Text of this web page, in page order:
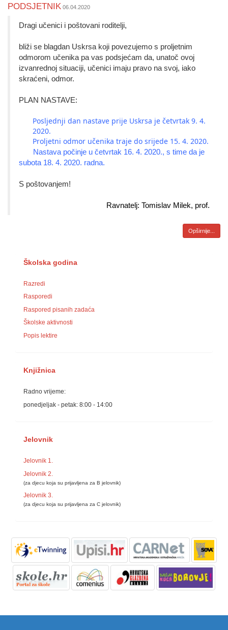
PODSJETNIK 06.04.2020
Dragi učenici i poštovani roditelji,
bliži se blagdan Uskrsa koji povezujemo s proljetnim
odmorom učenika pa vas podsjećam da, unatoč ovoj
izvanrednoj situaciji, učenici imaju pravo na svoj, iako
skraćeni, odmor.
PLAN NASTAVE:
Posljednji dan nastave prije Uskrsa je četvrtak 9. 4.
2020.
Proljetni odmor učenika traje do srijede 15. 4. 2020.
subota 18. 4. 2020. radna.
S poštovanjem!
Ravnatelj: Tomislav Milek, prof.
Opširnije...
Školska godina
Razredi
Rasporedi
Raspored pisanih zadaća
Školske aktivnosti
Popis lektire
Knjižnica
Radno vrijeme:
ponedjeljak - petak: 8:00 - 14:00
Jelovnik
Jelovnik 1.
Jelovnik 2.
(za djecu koja su prijavljena za B jelovnik)
Jelovnik 3.
(za djecu koja su prijavljena za C jelovnik)